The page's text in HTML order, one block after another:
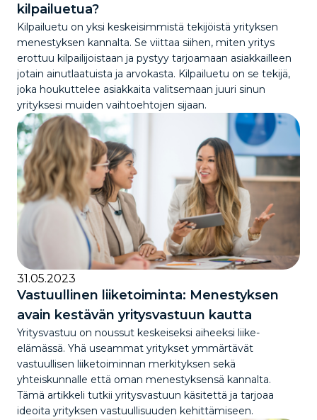
kilpailuetua?
Kilpailuetu on yksi keskeisimmistä tekijöistä yrityksen
menestyksen kannalta. Se viittaa siihen, miten yritys
erottuu kilpailijoistaan ja pystyy tarjoamaan asiakkailleen
jotain ainutlaatuista ja arvokasta. Kilpailuetu on se tekijä,
joka houkuttelee asiakkaita valitsemaan juuri sinun
yrityksesi muiden vaihtoehtojen sijaan.
31.05.2023
Vastuullinen liiketoiminta: Menestyksen
avain kestävän yritysvastuun kautta
Yritysvastuu on noussut keskeiseksi aiheeksi liike-
elämässä. Yhä useammat yritykset ymmärtävät
vastuullisen liiketoiminnan merkityksen sekä
yhteiskunnalle että oman menestyksensä kannalta.
Tämä artikkeli tutkii yritysvastuun käsitettä ja tarjoaa
ideoita yrityksen vastuullisuuden kehittämiseen.